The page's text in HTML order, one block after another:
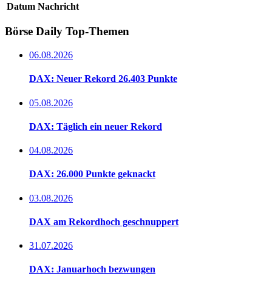
Datum Nachricht
Börse Daily Top-Themen
06.08.2026
DAX: Neuer Rekord 26.403 Punkte
05.08.2026
DAX: Täglich ein neuer Rekord
04.08.2026
DAX: 26.000 Punkte geknackt
03.08.2026
DAX am Rekordhoch geschnuppert
31.07.2026
DAX: Januarhoch bezwungen